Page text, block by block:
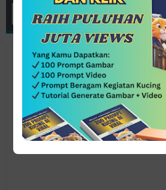
/Inspirasi / Kisah.Ulama
Kisah Ayah Imam
Rizki Yang Halal
By InSan Media Group February 04, 2021